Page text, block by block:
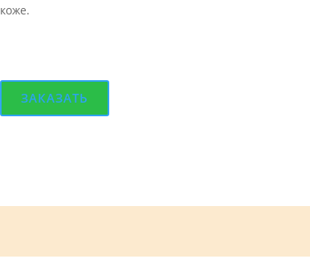
коже.
ЗАКАЗАТЬ